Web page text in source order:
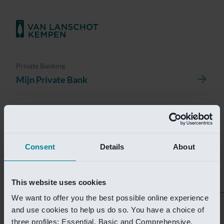
Consent Details About
This website uses cookies
We want to offer you the best possible online experience
and use cookies to help us do so. You have a choice of
three profiles: Essential, Basic and Comprehensive.
Private Banking
Mijn Private Bank
Investment Banking
Van Lanschot Kempen Research
Helaas is deze pagina